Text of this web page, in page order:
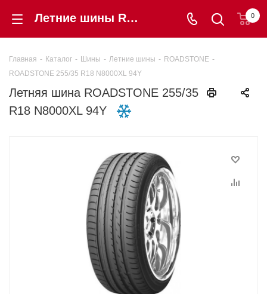
Летние шины ROADSTONE 255/35 R18 N8000XL 94Y купить в интернет-магазине «Шинторг» в Калининграде 0
Главная - Каталог - Шины - Летние шины - ROADSTONE -
ROADSTONE 255/35 R18 N8000XL 94Y
Летняя шина ROADSTONE 255/35
R18 N8000XL 94Y